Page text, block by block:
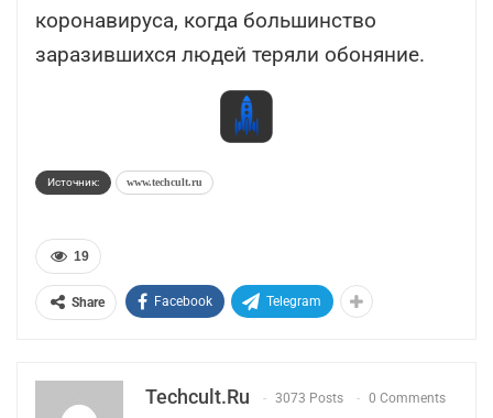
коронавируса, когда большинство
заразившихся людей теряли обоняние.
Источник: www.techcult.ru
19
Share Facebook Telegram
Techcult.ru 3073 Posts 0 Comments